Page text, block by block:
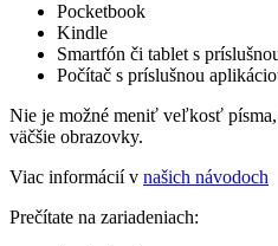
Pocketbook
Kindle
Smartfón či tablet s
Počítač s príslušnou
Nie je možné meniť veľkosť
väčšie obrazovky.
Viac informácií v našich návodoch
Prečítate na zariadeniach: